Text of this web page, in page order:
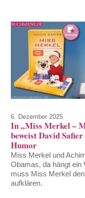
6. Dezember 2025
In „Miss Merkel –
beweist David
Humor
Miss Merkel und
Obamas, da hängt ein
muss Miss Merkel
aufklären.